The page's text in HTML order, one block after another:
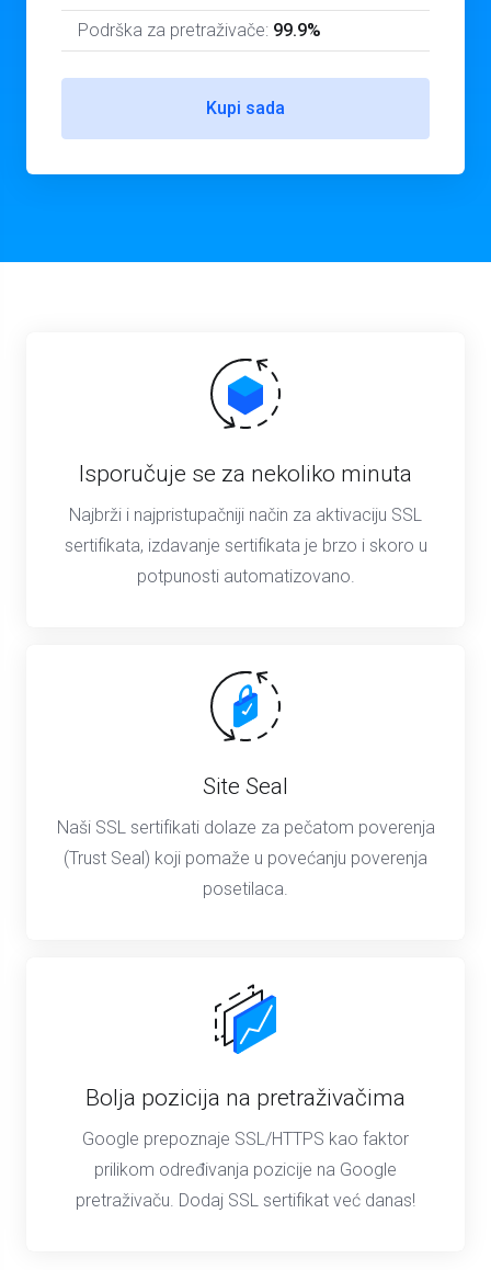
Podrška za pretraživače: 99.9%
Kupi sada
Isporučuje se za nekoliko minuta
Najbrži i najpristupačniji način za aktivaciju SSL
sertifikata, izdavanje sertifikata je brzo i skoro u
potpunosti automatizovano.
Site Seal
Naši SSL sertifikati dolaze za pečatom poverenja
(Trust Seal) koji pomaže u povećanju poverenja
posetilaca.
Bolja pozicija na pretraživačima
Google prepoznaje SSL/HTTPS kao faktor
prilikom određivanja pozicije na Google
pretraživaču. Dodaj SSL sertifikat već danas!